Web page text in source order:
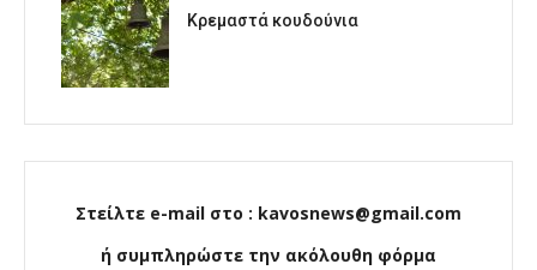
Κρεμαστά κουδούνια
Στείλτε e-mail στο : kavosnews@gmail.com
ή συμπληρώστε την ακόλουθη φόρμα